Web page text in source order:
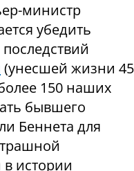
министр
убедить
(унесшей жизни 45
150 наших
бывшего
Беннета для
в истории